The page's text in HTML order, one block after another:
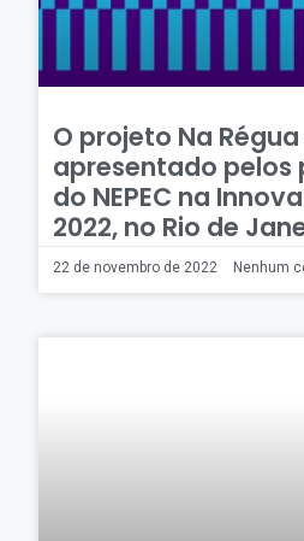
O projeto Na Régua
apresentado pelos
do NEPEC na
2022, no Rio de
22 de novembro de 2022 Nenhum